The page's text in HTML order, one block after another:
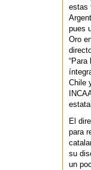
estas
pues
Oro
“Para
Chile
El
para
su
un